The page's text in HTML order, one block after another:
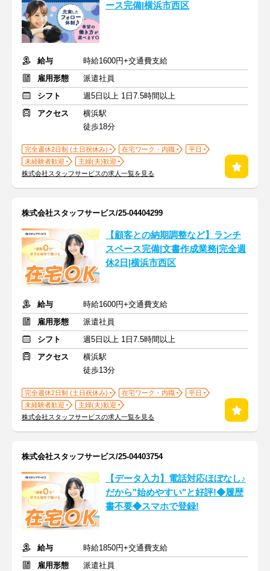
ース完備|横浜市西区
給与
時給1600円+交通費支給
雇用形態
派遣社員
シフト
週5日以上 1日7.5時間以上
アクセス
横浜駅
徒歩18分
完全週休2日制 (土日祝休み) 在宅ワーク・内職
平日
未経験者歓迎
主婦(夫)歓迎
株式会社スタッフサービスの求人一覧を見る
株式会社スタッフサービス/25-04404299
【顧客との納期調整など】ランチ
スペース完備|文書作成業務|完全週
休2日|横浜市西区
給与
時給1600円+交通費支給
雇用形態
派遣社員
シフト
週5日以上 1日7.5時間以上
アクセス
横浜駅
徒歩13分
完全週休2日制 (土日祝休み) 在宅ワーク・内職
平日
未経験者歓迎
主婦(夫)歓迎
株式会社スタッフサービスの求人一覧を見る
株式会社スタッフサービス/25-04403754
【データ入力】電話対応ほぼなし♪
だから"始めやすい"と好評!◆履歴
書不要◆スマホで登録!
給与
時給1850円+交通費支給
雇用形態
派遣社員